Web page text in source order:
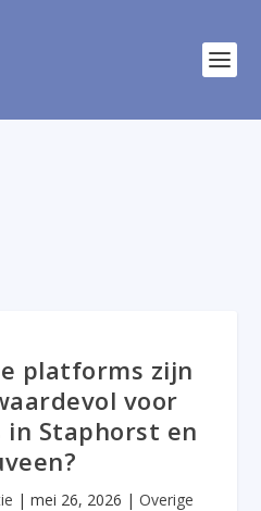
platforms zijn
voor
Staphorst en
| mei 26, 2026 | Overige